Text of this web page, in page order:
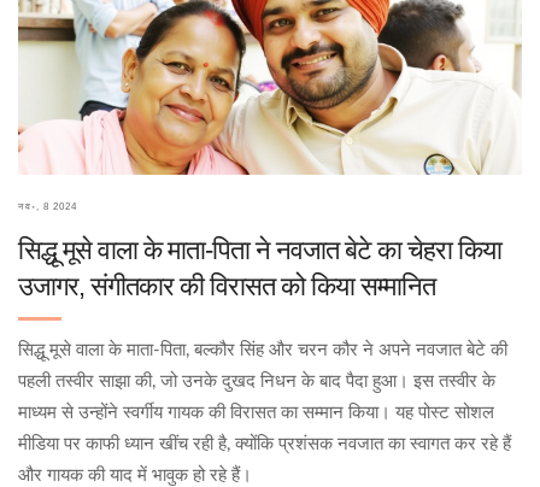
नव॰, 8 2024
सिद्धू मूसे वाला के माता-पिता ने नवजात बेटे का चेहरा किया
उजागर, संगीतकार की विरासत को किया सम्मानित
सिद्धू मूसे वाला के माता-पिता, बल्कौर सिंह और चरन कौर ने अपने नवजात बेटे की
पहली तस्वीर साझा की, जो उनके दुखद निधन के बाद पैदा हुआ। इस तस्वीर के
माध्यम से उन्होंने स्वर्गीय गायक की विरासत का सम्मान किया। यह पोस्ट सोशल
मीडिया पर काफी ध्यान खींच रही है, क्योंकि प्रशंसक नवजात का स्वागत कर रहे हैं
और गायक की याद में भावुक हो रहे हैं।